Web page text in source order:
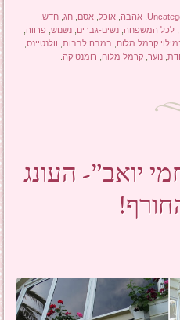
,אהבה ,אוכל ,אסם ,חג ,חדש
,לכל המשפחה ,נשים-גברים ,נשנוש פרווה
קרמל מלוח במבה לבבות וולנטיינס
,נוער ,קרמל מלוח רומנטיקה
יואב"- העונג